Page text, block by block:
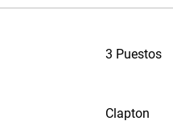
3 Puestos
Clapton